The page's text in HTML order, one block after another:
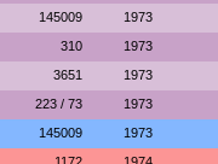
145009 1973
310 1973
3651 1973
223 / 73 1973
145009 1973